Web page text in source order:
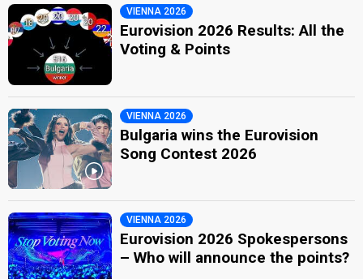
VIENNA 2026
Eurovision 2026 Results: All the
Voting & Points
VIENNA 2026
Bulgaria wins the Eurovision
Song Contest 2026
VIENNA 2026
Eurovision 2026 Spokespersons
– Who will announce the points?